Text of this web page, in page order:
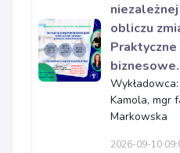
obliczu
biznesowe.
Kamola, mgr
Markowska
2026-09-10